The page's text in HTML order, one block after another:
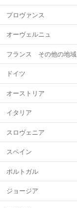
プロヴァンス
オーヴェルニュ
フランス その他の地域
ドイツ
オーストリア
イタリア
スロヴェニア
スペイン
ポルトガル
ジョージア